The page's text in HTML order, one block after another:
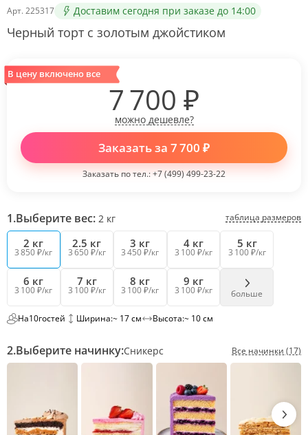
Арт. 225317 Доставим сегодня при заказе до 14:00
Черный торт с золотым джойстиком
1.Выберите вес: 2 кг таблица размеров
2 кг
3 850 ₽/кг
2.5 кг
3 650 ₽/кг
3 кг
3 450 ₽/кг
4 кг
3 100 ₽/кг
5 кг
3 100 ₽/кг
6 кг
3 100 ₽/кг
7 кг
3 100 ₽/кг
8 кг
3 100 ₽/кг
9 кг
3 100 ₽/кг больше
На10гостей Ширина:~ 17 см Высота:~ 10 см
2.Выберите начинку:Сникерс Все начинки (17)
В цену включено все
7 700 ₽
можно дешевле?
Заказать за 7 700 ₽
Заказать по тел.:+7 (499) 499-23-22